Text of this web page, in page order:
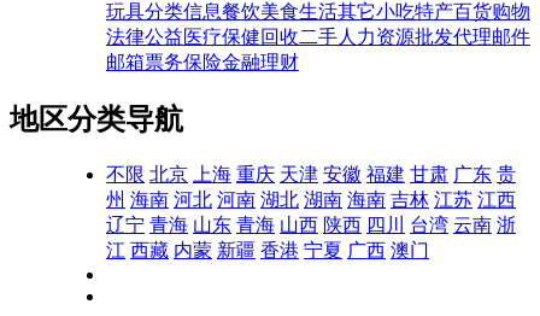
玩具分类信息餐饮美食生活其它小吃特产百货购物
法律公益医疗保健回收二手人力资源批发代理邮件
邮箱票务保险金融理财
地区分类导航
不限 北京 上海 重庆 天津 安徽 福建 甘肃 广东 贵
州 海南 河北 河南 湖北 湖南 海南 吉林 江苏 江西
辽宁 青海 山东 青海 山西 陕西 四川 台湾 云南 浙
江 西藏 内蒙 新疆 香港 宁夏 广西 澳门